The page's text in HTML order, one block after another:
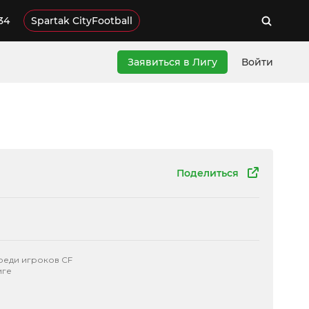
Spartak CityFootball
Заявиться в Лигу Войти
Поделиться
игроков CF